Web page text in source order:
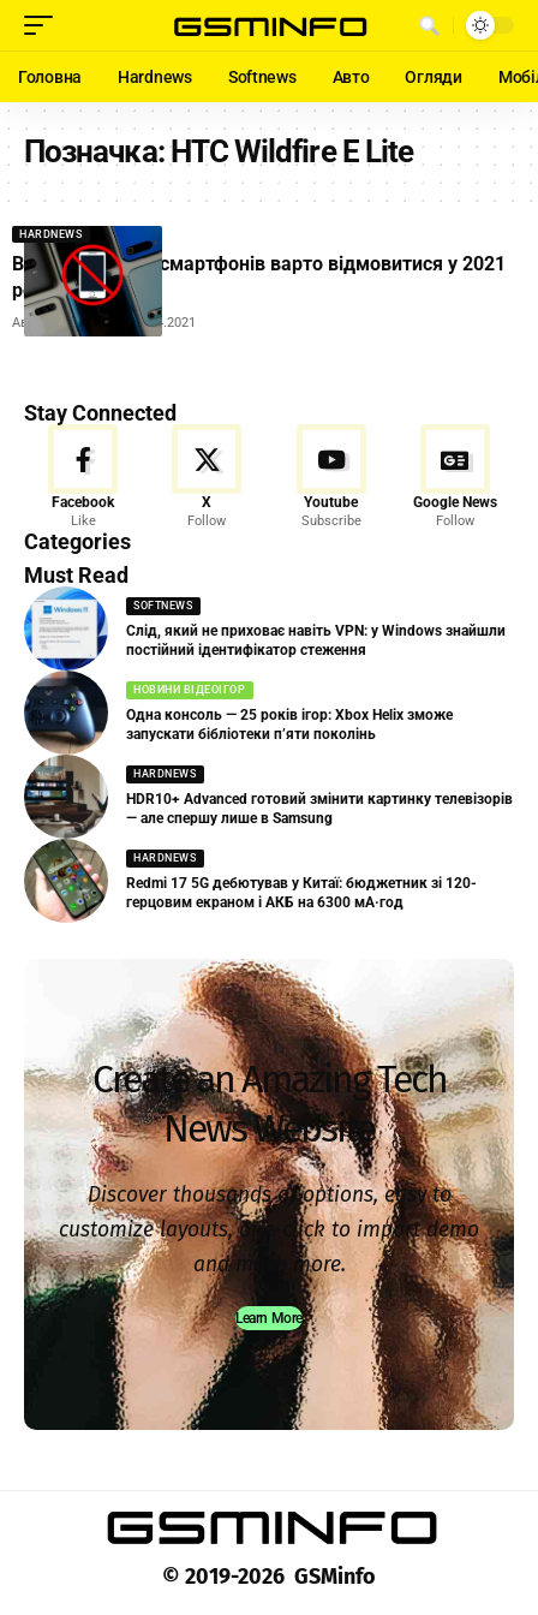
Головна Hardnews Softnews Авто Огляди
Позначка:HTC Wildfire E Lite
HARDNEWS
Від купівлі яких смартфонів варто відмовитися у 2021
році
Автор: Ihor Tolubyak 19.04.2021
Stay Connected
Facebook
Like
X
Follow
Youtube
Subscribe
Google News
Follow
Categories
Must Read
SOFTNEWS
Слід, який не приховає навіть VPN: у Windows знайшли
постійний ідентифікатор стеження
НОВИНИ ВІДЕОІГОР
Одна консоль — 25 років ігор: Xbox Helix зможе
запускати бібліотеки п’яти поколінь
HARDNEWS
HDR10+ Advanced готовий змінити картинку телевізорів
— але спершу лише в Samsung
HARDNEWS
Redmi 17 5G дебютував у Китаї: бюджетник зі 120-
герцовим екраном і АКБ на 6300 мА·год
Create an Amazing Tech
News Website
Discover thousands of options, easy to
customize layouts, one-click to import demo
and much more.
Learn More
© 2019-2026 GSMinfo